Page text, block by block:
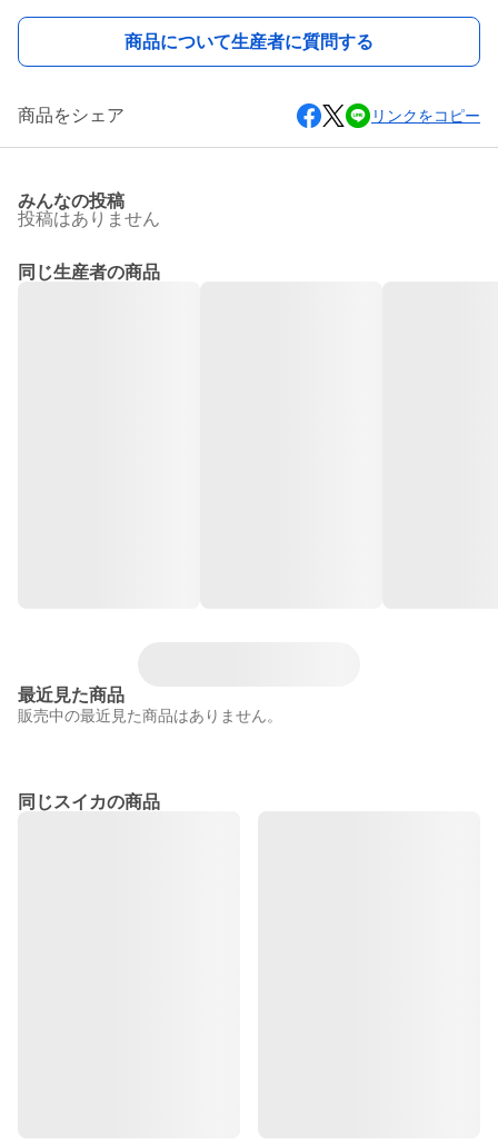
商品について生産者に質問する
商品をシェア リンクをコピー
みんなの投稿
投稿はありません
同じ生産者の商品
最近見た商品
販売中の最近見た商品はありません。
同じスイカの商品